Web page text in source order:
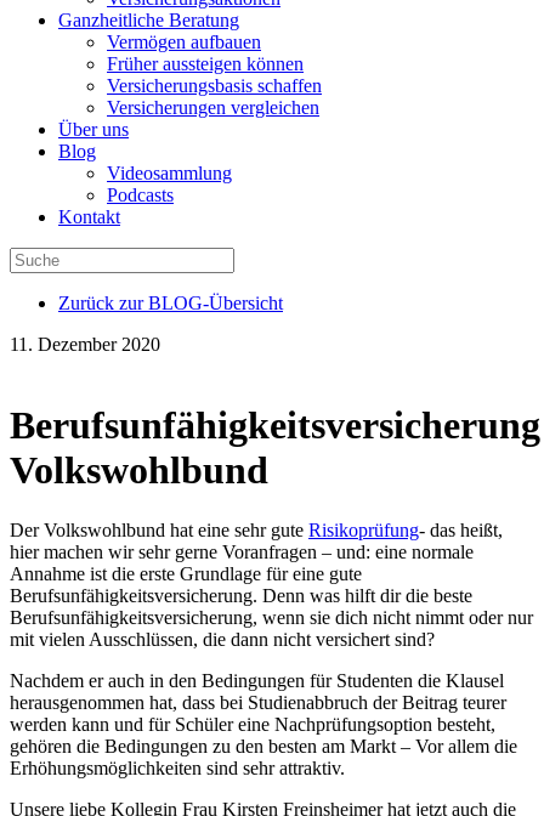
Ganzheitliche Beratung
Vermögen aufbauen
Früher aussteigen können
Versicherungsbasis schaffen
Versicherungen vergleichen
Über uns
Blog
Videosammlung
Podcasts
Kontakt
Zurück zur BLOG-Übersicht
11. Dezember 2020
Berufsunfähigkeitsversicherung
Volkswohlbund
Der Volkswohlbund hat eine sehr gute Risikoprüfung- das heißt,
hier machen wir sehr gerne Voranfragen – und: eine normale
Annahme ist die erste Grundlage für eine gute
Berufsunfähigkeitsversicherung. Denn was hilft dir die beste
Berufsunfähigkeitsversicherung, wenn sie dich nicht nimmt oder nur
mit vielen Ausschlüssen, die dann nicht versichert sind?
Nachdem er auch in den Bedingungen für Studenten die Klausel
herausgenommen hat, dass bei Studienabbruch der Beitrag teurer
werden kann und für Schüler eine Nachprüfungsoption besteht,
gehören die Bedingungen zu den besten am Markt – Vor allem die
Erhöhungsmöglichkeiten sind sehr attraktiv.
Unsere liebe Kollegin Frau Kirsten Freinsheimer hat jetzt auch die